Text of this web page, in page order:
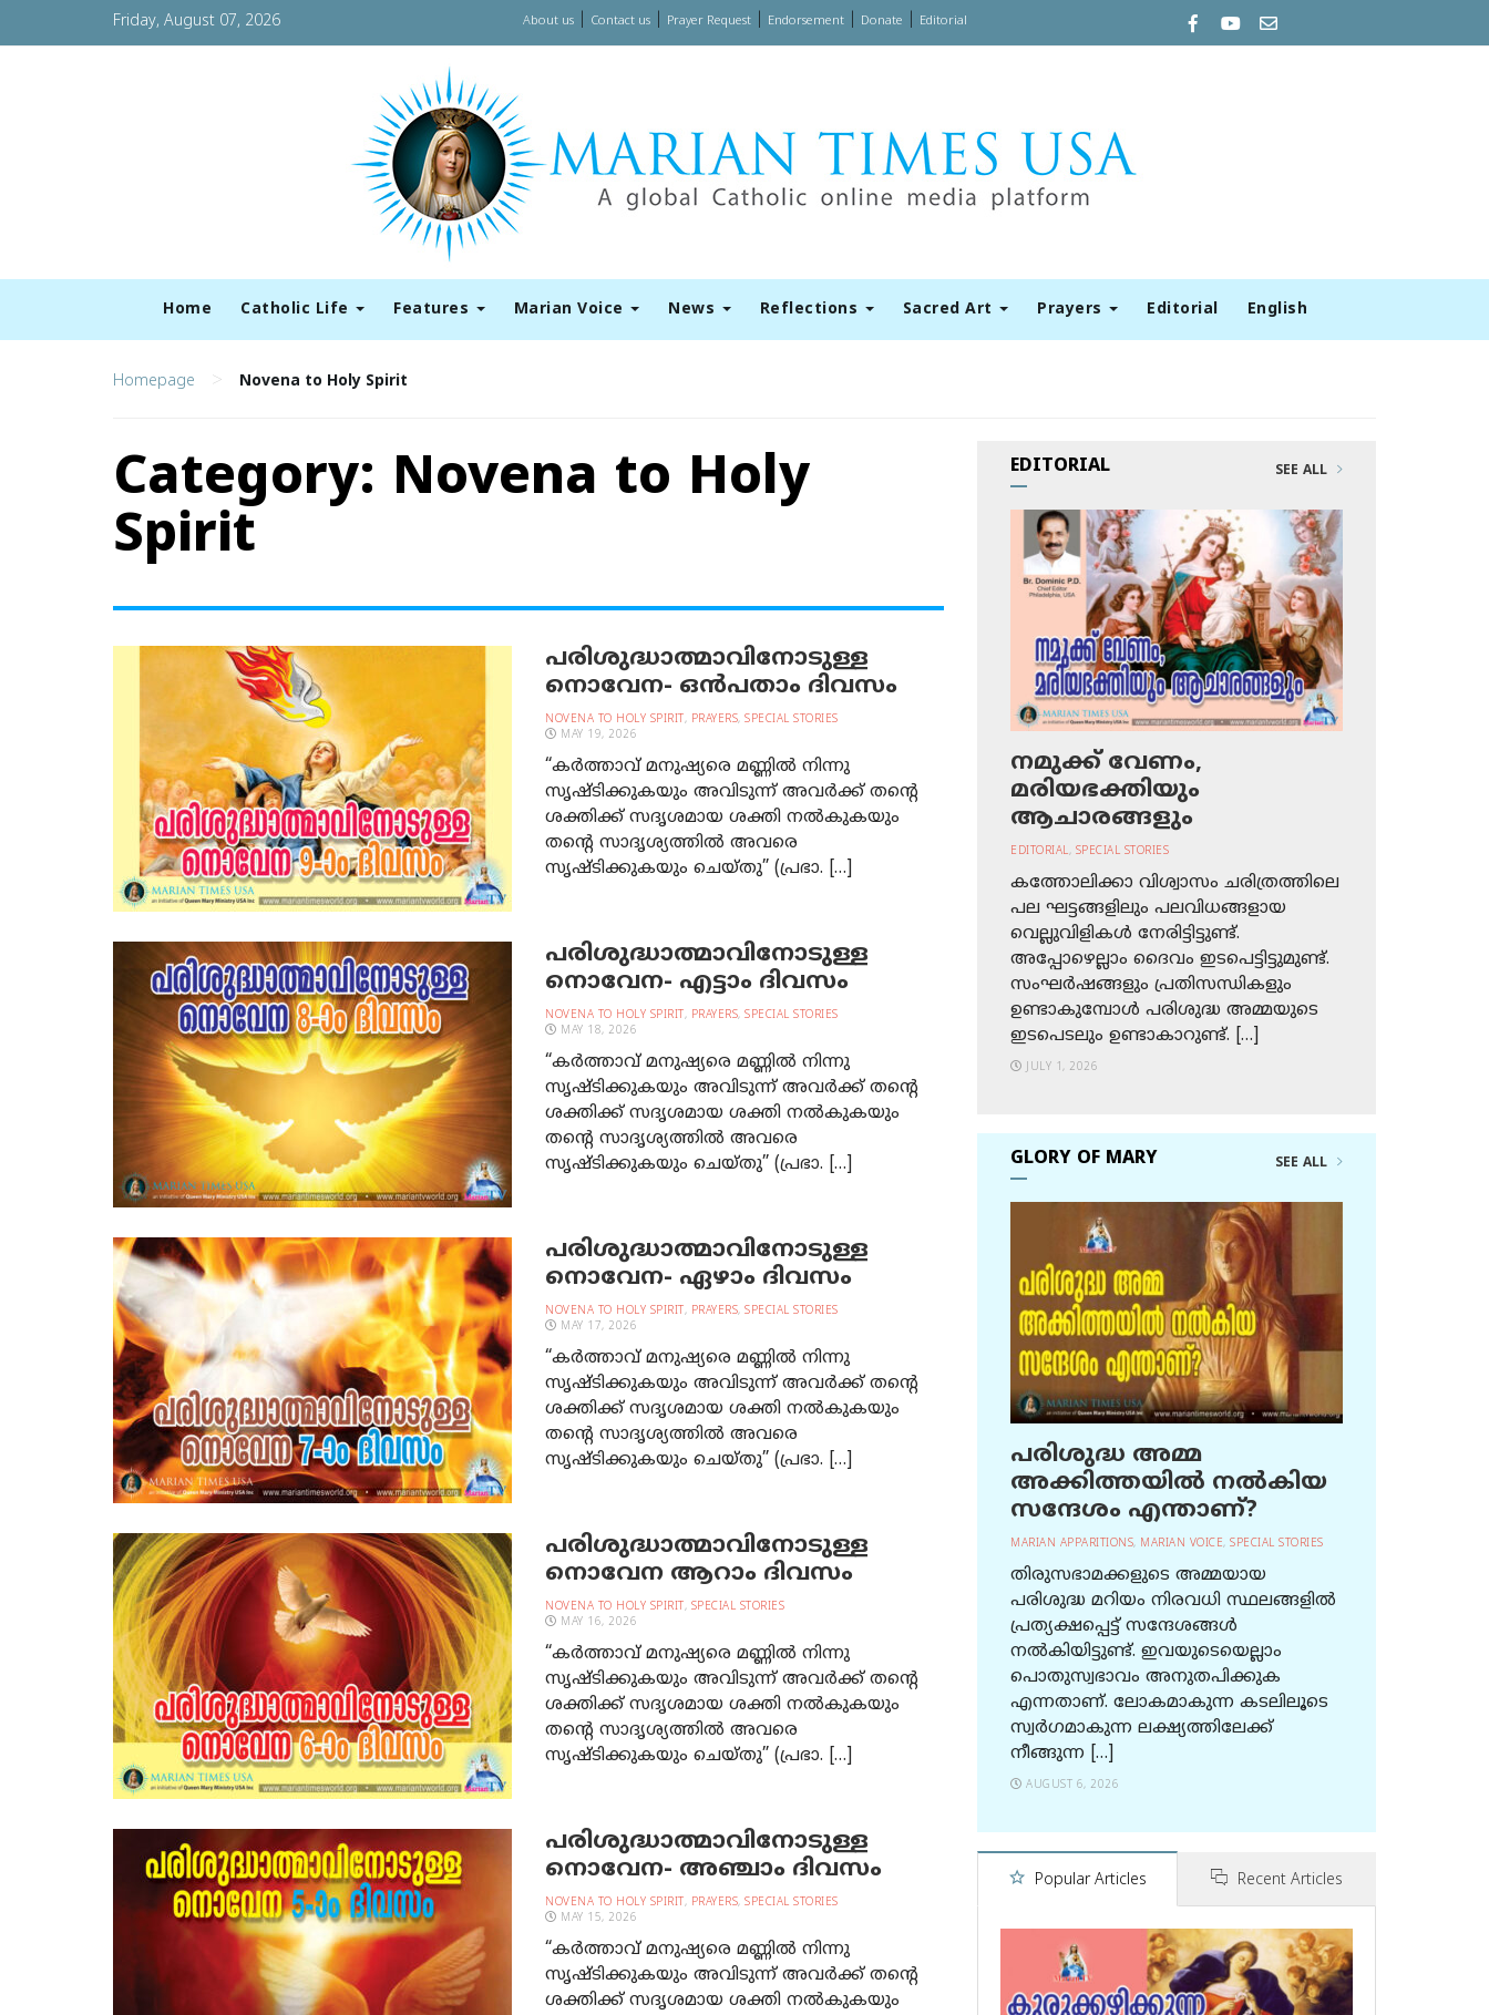
Friday, August 07, 2026 About us| Contact us| Prayer Request| Endorsement| Donate Editorial
Home Catholic Life Features Marian Voice News Reflections Sacred Art Prayers Editorial English
Homepage > Novena to Holy Spirit
Category: Novena to Holy
Spirit
പരിശുദ്ധാത്മാവിനോടുള്ള
നൊവേന- ഒന്‍പതാം ദിവസം
NOVENA TO HOLY SPIRIT, PRAYERS, SPECIAL STORIES
MAY 19, 2026
“കര്‍ത്താവ് മനുഷ്യരെ മണ്ണില്‍ നിന്നു
സൃഷ്ടിക്കുകയും അവിടുന്ന്‌ അവര്‍ക്ക് തന്‍റെ
ശക്തിക്ക് സദൃശമായ ശക്തി നല്‍കുകയും
തന്‍റെ സാദൃശ്യത്തില്‍ അവരെ
സൃഷ്ടിക്കുകയും ചെയ്തു” (പ്രഭാ. […]
പരിശുദ്ധാത്മാവിനോടുള്ള
നൊവേന- എട്ടാം ദിവസം
NOVENA TO HOLY SPIRIT, PRAYERS, SPECIAL STORIES
MAY 18, 2026
“കര്‍ത്താവ് മനുഷ്യരെ മണ്ണില്‍ നിന്നു
സൃഷ്ടിക്കുകയും അവിടുന്ന്‌ അവര്‍ക്ക് തന്‍റെ
ശക്തിക്ക് സദൃശമായ ശക്തി നല്‍കുകയും
തന്‍റെ സാദൃശ്യത്തില്‍ അവരെ
സൃഷ്ടിക്കുകയും ചെയ്തു” (പ്രഭാ. […]
പരിശുദ്ധാത്മാവിനോടുള്ള
നൊവേന- ഏഴാം ദിവസം
NOVENA TO HOLY SPIRIT, PRAYERS, SPECIAL STORIES
MAY 17, 2026
“കര്‍ത്താവ് മനുഷ്യരെ മണ്ണില്‍ നിന്നു
സൃഷ്ടിക്കുകയും അവിടുന്ന്‌ അവര്‍ക്ക് തന്‍റെ
ശക്തിക്ക് സദൃശമായ ശക്തി നല്‍കുകയും
തന്‍റെ സാദൃശ്യത്തില്‍ അവരെ
സൃഷ്ടിക്കുകയും ചെയ്തു” (പ്രഭാ. […]
പരിശുദ്ധാത്മാവിനോടുള്ള
നൊവേന ആറാം ദിവസം
NOVENA TO HOLY SPIRIT, SPECIAL STORIES
MAY 16, 2026
“കര്‍ത്താവ് മനുഷ്യരെ മണ്ണില്‍ നിന്നു
സൃഷ്ടിക്കുകയും അവിടുന്ന്‌ അവര്‍ക്ക് തന്‍റെ
ശക്തിക്ക് സദൃശമായ ശക്തി നല്‍കുകയും
തന്‍റെ സാദൃശ്യത്തില്‍ അവരെ
സൃഷ്ടിക്കുകയും ചെയ്തു” (പ്രഭാ. […]
പരിശുദ്ധാത്മാവിനോടുള്ള
നൊവേന- അഞ്ചാം ദിവസം
NOVENA TO HOLY SPIRIT, PRAYERS, SPECIAL STORIES
MAY 15, 2026
“കര്‍ത്താവ് മനുഷ്യരെ മണ്ണില്‍ നിന്നു
സൃഷ്ടിക്കുകയും അവിടുന്ന്‌ അവര്‍ക്ക് തന്‍റെ
ശക്തിക്ക് സദൃശമായ ശക്തി നല്‍കുകയും
EDITORIAL SEE ALL
നമുക്ക് വേണം,
മരിയഭക്തിയും
ആചാരങ്ങളും
EDITORIAL, SPECIAL STORIES
കത്തോലിക്കാ വിശ്വാസം ചരിത്രത്തിലെ
പല ഘട്ടങ്ങളിലും പലവിധങ്ങളായ
വെല്ലുവിളികള്‍ നേരിട്ടിട്ടുണ്ട്.
അപ്പോഴെല്ലാം ദൈവം ഇടപെട്ടിട്ടുമുണ്ട്.
സംഘര്‍ഷങ്ങളും പ്രതിസന്ധികളും
ഉണ്ടാകുമ്പോള്‍ പരിശുദ്ധ അമ്മയുടെ
ഇടപെടലും ഉണ്ടാകാറുണ്ട്. […]
JULY 1, 2026
GLORY OF MARY SEE ALL
പരിശുദ്ധ അമ്മ
അക്കിത്തയില്‍ നല്‍കിയ
സന്ദേശം എന്താണ്?
MARIAN APPARITIONS, MARIAN VOICE, SPECIAL STORIES
തിരുസഭാമക്കളുടെ അമ്മയായ
പരിശുദ്ധ മറിയം നിരവധി സ്ഥലങ്ങളിൽ
പ്രത്യക്ഷപ്പെട്ട് സന്ദേശങ്ങൾ
നൽകിയിട്ടുണ്ട്. ഇവയുടെയെല്ലാം
പൊതുസ്വഭാവം അനുതപിക്കുക
എന്നതാണ്. ലോകമാകുന്ന കടലിലൂടെ
സ്വർഗമാകുന്ന ലക്ഷ്യത്തിലേക്ക്
നീങ്ങുന്ന […]
AUGUST 6, 2026
Popular Articles Recent Articles